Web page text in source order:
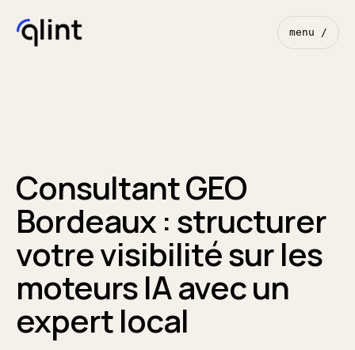
menu /
Consultant GEO
Bordeaux : structurer
votre visibilité sur les
moteurs IA avec un
expert local